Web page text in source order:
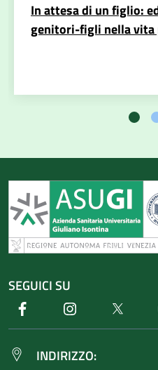
In attesa di un figlio:
genitori-figli nella vita
SEGUICI SU
Facebook Instagram
INDIRIZZO: